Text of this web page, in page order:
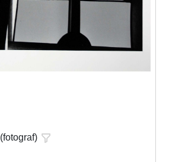
(fotograf)